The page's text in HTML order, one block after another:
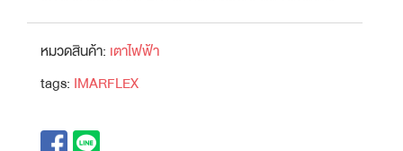
หมวดสินค้า: เตาไฟฟ้า
tags: IMARFLEX